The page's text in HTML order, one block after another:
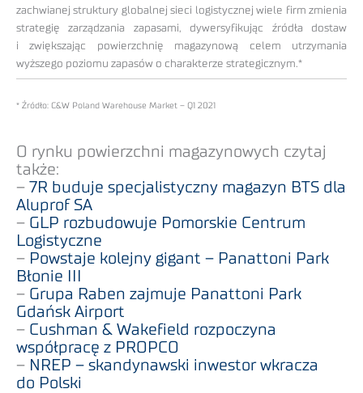
zachwianej struktury globalnej sieci logistycznej wiele firm zmienia
strategię zarządzania zapasami, dywersyfikując źródła dostaw
i zwiększając powierzchnię magazynową celem utrzymania
wyższego poziomu zapasów o charakterze strategicznym.*
* Źródło: C&W Poland Warehouse Market – Q1 2021
O rynku powierzchni magazynowych czytaj
także:
– 7R buduje specjalistyczny magazyn BTS dla
Aluprof SA
– GLP rozbudowuje Pomorskie Centrum
Logistyczne
– Powstaje kolejny gigant – Panattoni Park
Błonie III
– Grupa Raben zajmuje Panattoni Park
Gdańsk Airport
– Cushman & Wakefield rozpoczyna
współpracę z PROPCO
– NREP – skandynawski inwestor wkracza
do Polski